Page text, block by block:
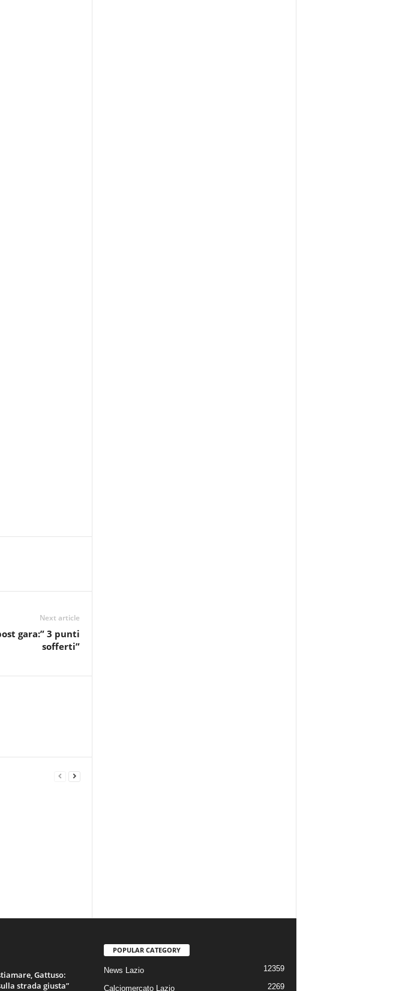
Next article
gara:” 3 punti
sofferti”
Gattuso:
strada giusta”
POPULAR CATEGORY
News Lazio 12359
Calciomercato Lazio 2269